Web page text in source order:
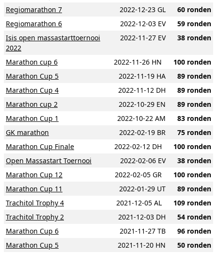
Regiomarathon 7
2022-12-23 GL 60 ronden
Regiomarathon 6
2022-12-03 EV 59 ronden
Isis open massastarttoernooi
2022
2022-11-27 EV 38 ronden
Marathon cup 6 2022-11-26 HN 100 ronden
Marathon Cup 5
2022-11-19 HA 89 ronden
Marathon Cup 4
2022-11-12 DH 89 ronden
Marathon cup 2
2022-10-29 EN 89 ronden
Marathon Cup 1
2022-10-22 AM 83 ronden
GK marathon
2022-02-19 BR 75 ronden
Marathon Cup Finale
2022-02-12 DH 100 ronden
Open Massastart Toernooi
2022-02-06 EV 38 ronden
Marathon Cup 12
2022-02-05 GR 100 ronden
Marathon Cup 11
2022-01-29 UT 89 ronden
Trachitol Trophy 4
2021-12-05 AL 109 ronden
Trachitol Trophy 2
2021-12-03 DH 54 ronden
Marathon Cup 6
2021-11-27 TB 96 ronden
Marathon Cup 5
2021-11-20 HN 50 ronden